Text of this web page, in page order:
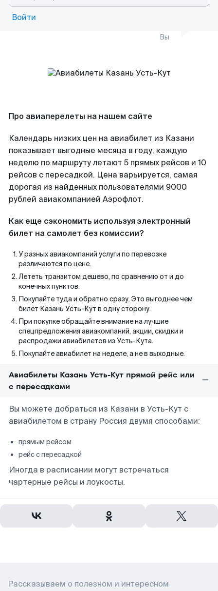
Войти
Вы
Про авиаперелеты на нашем сайте
Календарь низких цен на авиабилет из Казани
показывает выгодные месяца в году, каждую
неделю по маршруту летают 5 прямых рейсов и 10
рейсов с пересадкой. Цена варьируется, самая
дорогая из найденных пользователями 9000
рублей авиакомпанией Аэрофлот.
Как еще сэкономить используя электронный
билет на самолет без комиссии?
У разных авиакомпаний услуги по перевозке
различаются по цене.
Лететь транзитом дешево, по сравнению от и до
конечных пунктов.
Покупайте туда и обратно сразу. Это выгоднее чем
билет Казань Усть-Кут в одну сторону.
При покупке обращайте внимание на лучшие
спецпредложения авиакомпаний, акции, скидки и
распродажи авиабилетов из Усть-Кута.
Покупайте авиабилет на неделе, а не в выходные.
Авиабилеты Казань Усть-Кут прямой рейс или
с пересадками
Вы можете добраться из Казани в Усть-Кут с
авиабилетом в страну Россия двумя способами:
прямым рейсом
рейс с пересадкой
Иногда в расписании могут встречаться
чартерные рейсы и лоукосты.
Рассказываем о полезном и интересном